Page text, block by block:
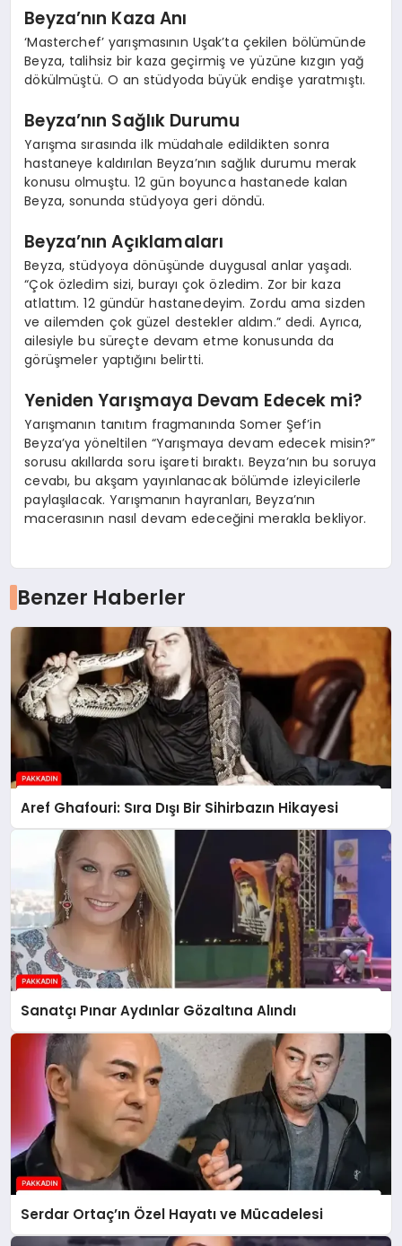
Beyza’nın Kaza Anı
‘Masterchef’ yarışmasının Uşak’ta çekilen bölümünde
Beyza, talihsiz bir kaza geçirmiş ve yüzüne kızgın yağ
dökülmüştü. O an stüdyoda büyük endişe yaratmıştı.
Beyza’nın Sağlık Durumu
Yarışma sırasında ilk müdahale edildikten sonra
hastaneye kaldırılan Beyza’nın sağlık durumu merak
konusu olmuştu. 12 gün boyunca hastanede kalan
Beyza, sonunda stüdyoya geri döndü.
Beyza’nın Açıklamaları
Beyza, stüdyoya dönüşünde duygusal anlar yaşadı.
“Çok özledim sizi, burayı çok özledim. Zor bir kaza
atlattım. 12 gündür hastanedeyim. Zordu ama sizden
ve ailemden çok güzel destekler aldım.” dedi. Ayrıca,
ailesiyle bu süreçte devam etme konusunda da
görüşmeler yaptığını belirtti.
Yeniden Yarışmaya Devam Edecek mi?
Yarışmanın tanıtım fragmanında Somer Şef’in
Beyza’ya yöneltilen “Yarışmaya devam edecek misin?”
sorusu akıllarda soru işareti bıraktı. Beyza’nın bu soruya
cevabı, bu akşam yayınlanacak bölümde izleyicilerle
paylaşılacak. Yarışmanın hayranları, Beyza’nın
macerasının nasıl devam edeceğini merakla bekliyor.
Benzer Haberler
Aref Ghafouri: Sıra Dışı Bir Sihirbazın Hikayesi
Sanatçı Pınar Aydınlar Gözaltına Alındı
Serdar Ortaç’ın Özel Hayatı ve Mücadelesi